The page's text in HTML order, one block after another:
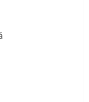
5 hvězdiček.
5 hvězdiček.